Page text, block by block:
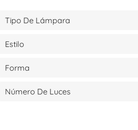
Tipo De Lámpara
Estilo
Forma
Número De Luces